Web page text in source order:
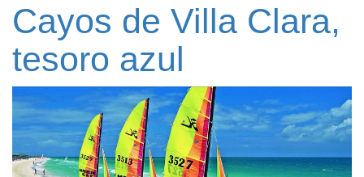
Cayos de Villa Clara,
tesoro azul